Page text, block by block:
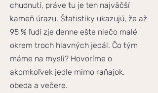
chudnutí, práve tu je ten najväčší
kameň úrazu. Štatistiky ukazujú, že až
95 % ľudí zje denne ešte niečo malé
okrem troch hlavných jedál. Čo tým
máme na mysli? Hovoríme o
akomkoľvek jedle mimo raňajok,
obeda a večere.